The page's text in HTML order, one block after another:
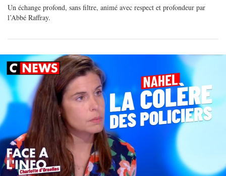
Un échange profond, sans filtre, animé avec respect et profondeur par
l’Abbé Raffray.